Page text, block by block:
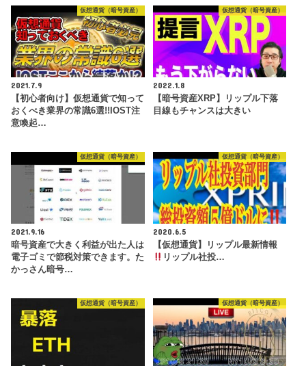
仮想通貨（暗号資産）
2021.7.9
【初心者向け】仮想通貨で知って
おくべき業界の常識6選!!IOST注
意喚起…
仮想通貨（暗号資産）
2022.1.8
【暗号資産XRP】リップル下落
目線もチャンスは大きい
仮想通貨（暗号資産）
2021.9.16
暗号資産で大きく利益が出た人は
電子ゴミで節税対策できます。た
かっさん暗号…
仮想通貨（暗号資産）
2020.6.5
【仮想通貨】リップル最新情報
リップル社投…
仮想通貨（暗号資産） 仮想通貨（暗号資産）